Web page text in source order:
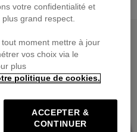
dès49,00 €
votre confidentialité et
grand respect.
moment mettre à jour
vos choix via le
plus
politique de cookies.
ACCEPTER &
CONTINUER